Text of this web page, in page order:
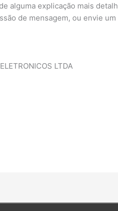
alguma explicação mais
de mensagem, ou envie
LTDA